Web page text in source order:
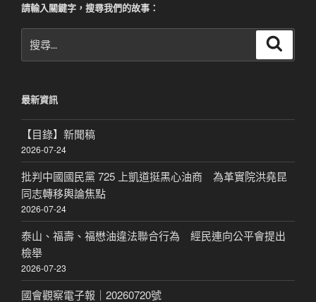
請輸入關鍵字，搜尋我們的故事：
尋
字:
最新資訊
【目錄】新聞稿
2026-07-24
批判中國國民黨 725 上凱道挺黑心油商 為革實院洪堯昆
同志轉移輿論焦點
2026-07-24
泰山、福壽、福懋油違法聯合行為 經民連向公平會提出
檢舉
2026-07-23
國會觀察電子報｜20260720號